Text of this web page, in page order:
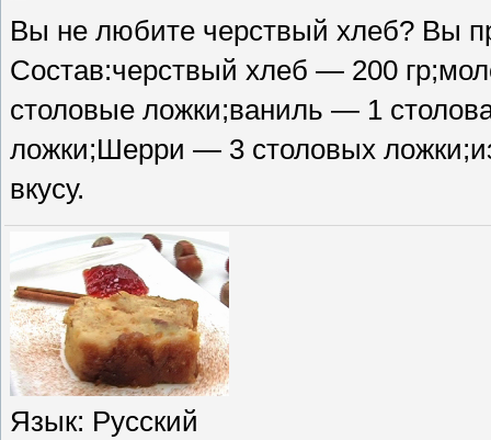
Вы не любите черствый хлеб? Вы
Состав:черствый хлеб — 200
столовые ложки;ваниль — 1
ложки;Шерри — 3 столовых
вкусу.
Язык: Русский